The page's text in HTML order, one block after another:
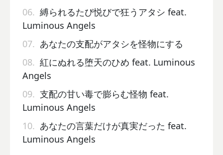
06. 縛られるたび悦びで狂うアタシ feat.
Luminous Angels
07. あなたの支配がアタシを怪物にする
08. 紅にぬれる堕天のひめ feat. Luminous
Angels
09. 支配の甘い毒で膨らむ怪物 feat.
Luminous Angels
10. あなたの言葉だけが真実だった feat.
Luminous Angels